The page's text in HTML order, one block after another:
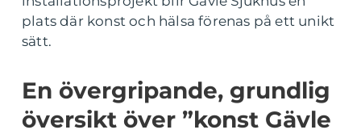
plats där konst och hälsa förenas på ett unikt
sätt.
En övergripande, grundlig
översikt över ”konst Gävle